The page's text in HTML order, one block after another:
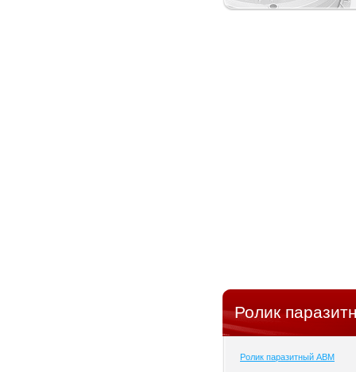
Ролик
Ролик паразитный ABM